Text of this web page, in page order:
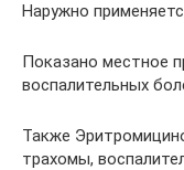
Наружно
Показано местное
воспалительных
Также
трахомы,